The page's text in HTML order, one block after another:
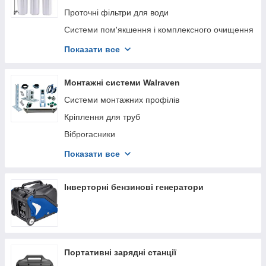
Проточні фільтри для води
Системи пом'якшення і комплексного очищення
Системи зворотного осмосу
Сіль, завантаження
Комплектуючі для систем зворотного осмосу
Комплектуючі для проточних фільтрів
Інші комплектуючі до водоочистки
Показати все
Монтажні системи Walraven
Системи монтажних профілів
Кріплення для труб
Віброгасники
Анкерна техніка
Конструкції на дахах
Показати все
Інверторні бензинові генератори
Портативні зарядні станції